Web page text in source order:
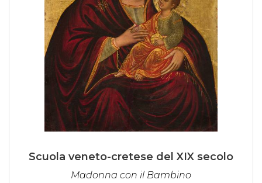
Scuola veneto-cretese del XIX secolo
Madonna con il Bambino